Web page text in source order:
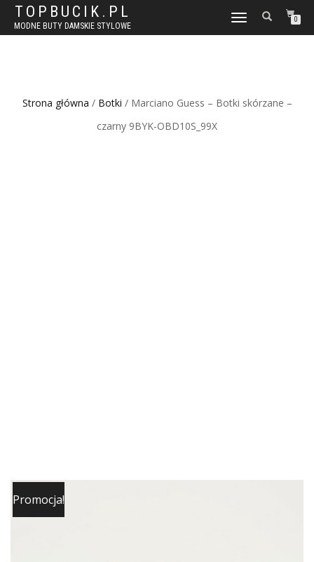
TOPBUCIK.PL
MODNE BUTY DAMSKIE STYLOWE
WŁĄCZ
NAWIGACJĘ
0
Strona główna / Botki / Marciano Guess – Botki skórzane –
czarny 9BYK-OBD10S_99X
Promocja!